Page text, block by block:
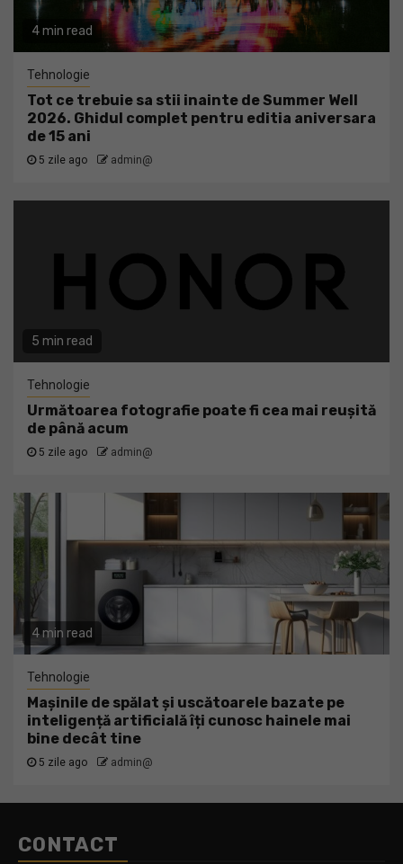
4 min read
Tehnologie
Tot ce trebuie sa stii inainte de Summer Well
2026. Ghidul complet pentru editia aniversara
de 15 ani
5 zile ago admin@
5 min read
Tehnologie
Următoarea fotografie poate fi cea mai reușită
de până acum
5 zile ago admin@
4 min read
Tehnologie
Mașinile de spălat și uscătoarele bazate pe
inteligență artificială îți cunosc hainele mai
bine decât tine
5 zile ago admin@
CONTACT